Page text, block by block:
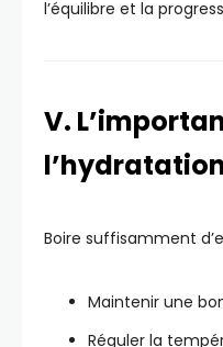
l’équilibre et la
V.
Boire suffisamment
Maintenir une
Réguler la